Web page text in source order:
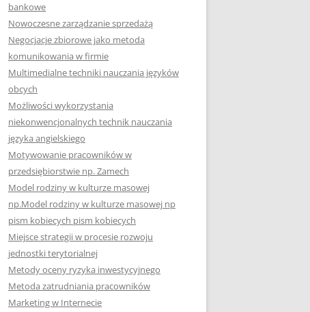
bankowe
Nowoczesne zarządzanie sprzedażą
Negocjacje zbiorowe jako metoda
komunikowania w firmie
Multimedialne techniki nauczania języków
obcych
Możliwości wykorzystania
niekonwencjonalnych technik nauczania
języka angielskiego
Motywowanie pracowników w
przedsiębiorstwie np. Zamech
Model rodziny w kulturze masowej
np.Model rodziny w kulturze masowej np
pism kobiecych pism kobiecych
Miejsce strategii w procesie rozwoju
jednostki terytorialnej
Metody oceny ryzyka inwestycyjnego
Metoda zatrudniania pracowników
Marketing w Internecie